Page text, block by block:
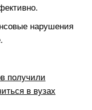
нарушения
получили
в вузах